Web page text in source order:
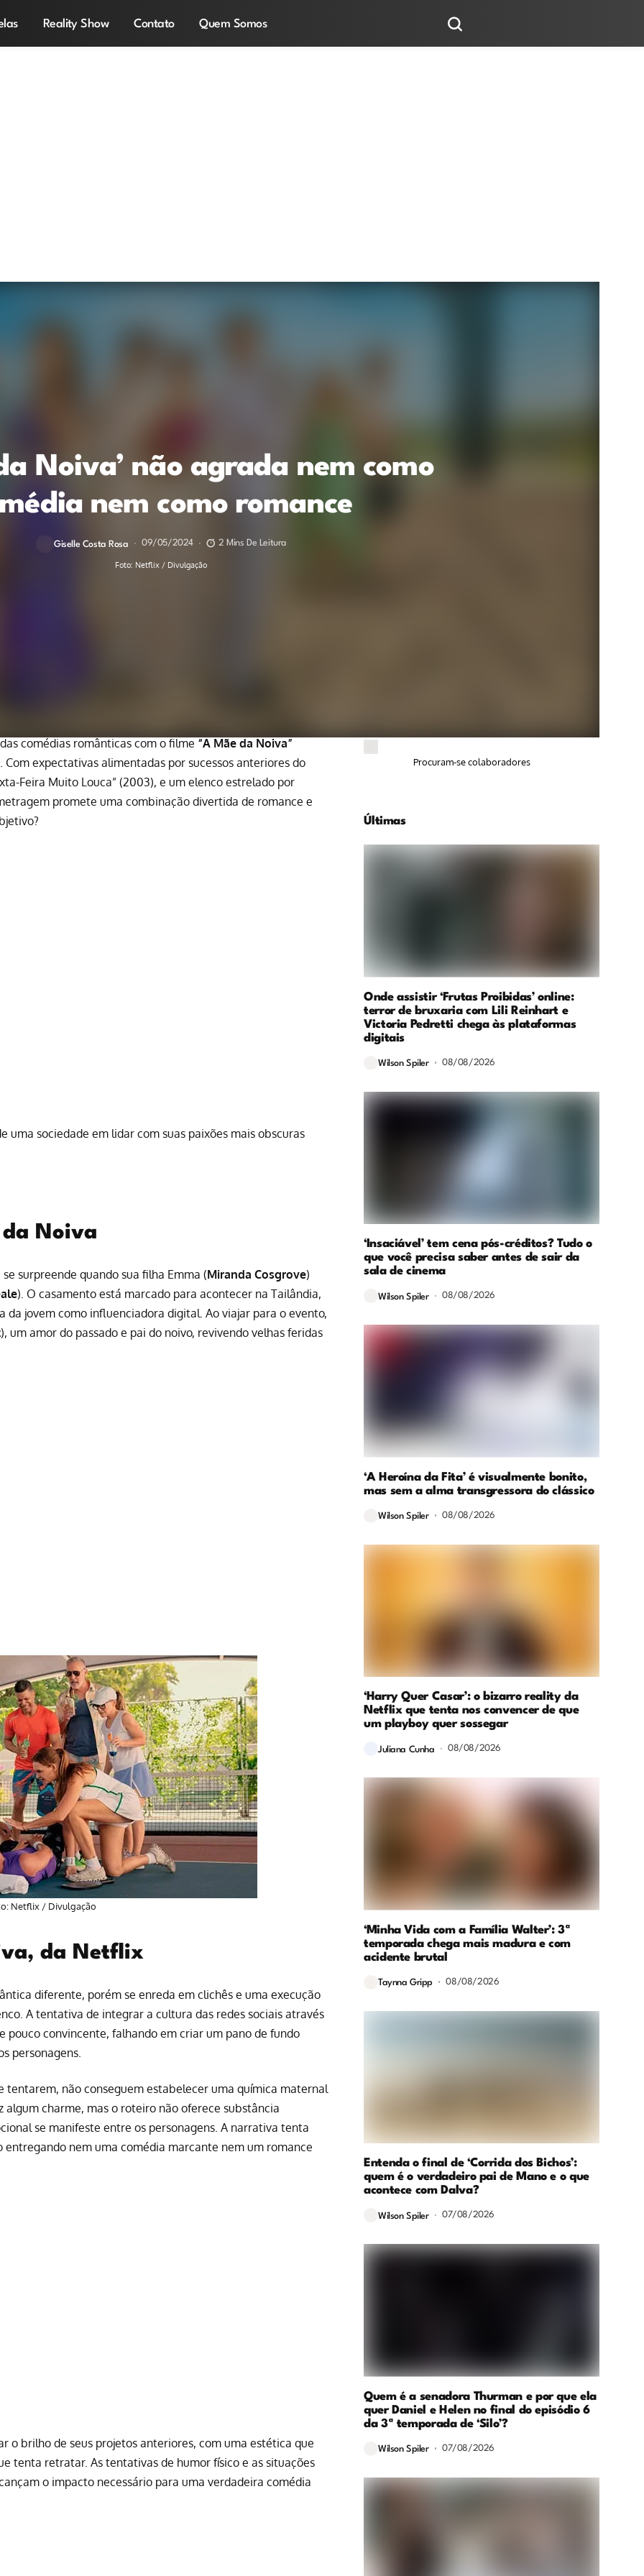
Reality Show Contato Quem Somos
Noiva’ não agrada nem como
nem como romance
Giselle Costa Rosa 09/05/2024 2 Mins De Leitura
Foto: Netflix / Divulgação
comédias românticas com o filme “A Mãe da Noiva”
. Com expectativas alimentadas por sucessos anteriores do
Feira Muito Louca” (2003), e um elenco estrelado por
promete uma combinação divertida de romance e
uma sociedade em lidar com suas paixões mais obscuras
Noiva
surpreende quando sua filha Emma (Miranda Cosgrove)
). O casamento está marcado para acontecer na Tailândia,
jovem como influenciadora digital. Ao viajar para o evento,
), um amor do passado e pai do noivo, revivendo velhas feridas
Netflix / Divulgação
da Netflix
diferente, porém se enreda em clichês e uma execução
A tentativa de integrar a cultura das redes sociais através
convincente, falhando em criar um pano de fundo
personagens.
tentarem, não conseguem estabelecer uma química maternal
algum charme, mas o roteiro não oferece substância
se manifeste entre os personagens. A narrativa tenta
nem uma comédia marcante nem um romance
o brilho de seus projetos anteriores, com uma estética que
tenta retratar. As tentativas de humor físico e as situações
o impacto necessário para uma verdadeira comédia
Procuram-se colaboradores
Últimas
Onde assistir ‘Frutas Proibidas’ online:
terror de bruxaria com Lili Reinhart e
Victoria Pedretti chega às plataformas
digitais
Wilson Spiler 08/08/2026
‘Insaciável’ tem cena pós-créditos? Tudo o
que você precisa saber antes de sair da
sala de cinema
Wilson Spiler 08/08/2026
‘A Heroína da Fita’ é visualmente bonito,
mas sem a alma transgressora do clássico
Wilson Spiler 08/08/2026
‘Harry Quer Casar’: o bizarro reality da
Netflix que tenta nos convencer de que
um playboy quer sossegar
Juliana Cunha 08/08/2026
‘Minha Vida com a Família Walter’: 3ª
temporada chega mais madura e com
acidente brutal
Taynna Gripp 08/08/2026
Entenda o final de ‘Corrida dos Bichos’:
quem é o verdadeiro pai de Mano e o que
acontece com Dalva?
Wilson Spiler 07/08/2026
Quem é a senadora Thurman e por que ela
quer Daniel e Helen no final do episódio 6
da 3ª temporada de ‘Silo’?
Wilson Spiler 07/08/2026